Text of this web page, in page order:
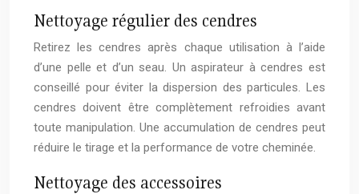
Nettoyage régulier des cendres
Retirez les cendres après chaque utilisation à l’aide
d’une pelle et d’un seau. Un aspirateur à cendres est
conseillé pour éviter la dispersion des particules. Les
cendres doivent être complètement refroidies avant
toute manipulation. Une accumulation de cendres peut
réduire le tirage et la performance de votre cheminée.
Nettoyage des accessoires